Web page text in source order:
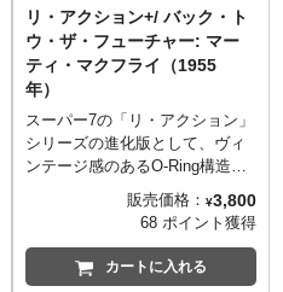
ました。印象的なTシャツを着
て、ウィンクしながら銃を撃つ
姿そのまま！銃は本体と一体で
はなくしっかり別パーツとさ
れ、かつ硝煙エフェクトも付い
ているあたりはさすがスーパー7
のこだわりよう。
リ・アクション+/ バック・ト
ウ・ザ・フューチャー: マー
ティ・マクフライ（1955
年）
スーパー7の「リ・アクション」
シリーズの進化版として、ヴィ
ンテージ感のあるO-Ring構造を
採用し可動ヵ所をプラスした
「リ・アクション+（プラ
ス）」。1980年代だけではなく
SF映画を代表する傑作『バッ
ク・トウ・ザ・フューチャー』
販売価格： ¥3,800
68 ポイント獲得
カートに入れる